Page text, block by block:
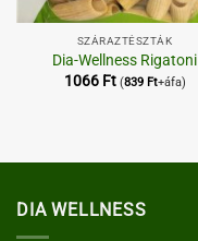
SZÁRAZTÉSZTÁK
Dia-Wellness Rigatoni
1066 Ft (839 Ft+áfa)
DIA WELLNESS